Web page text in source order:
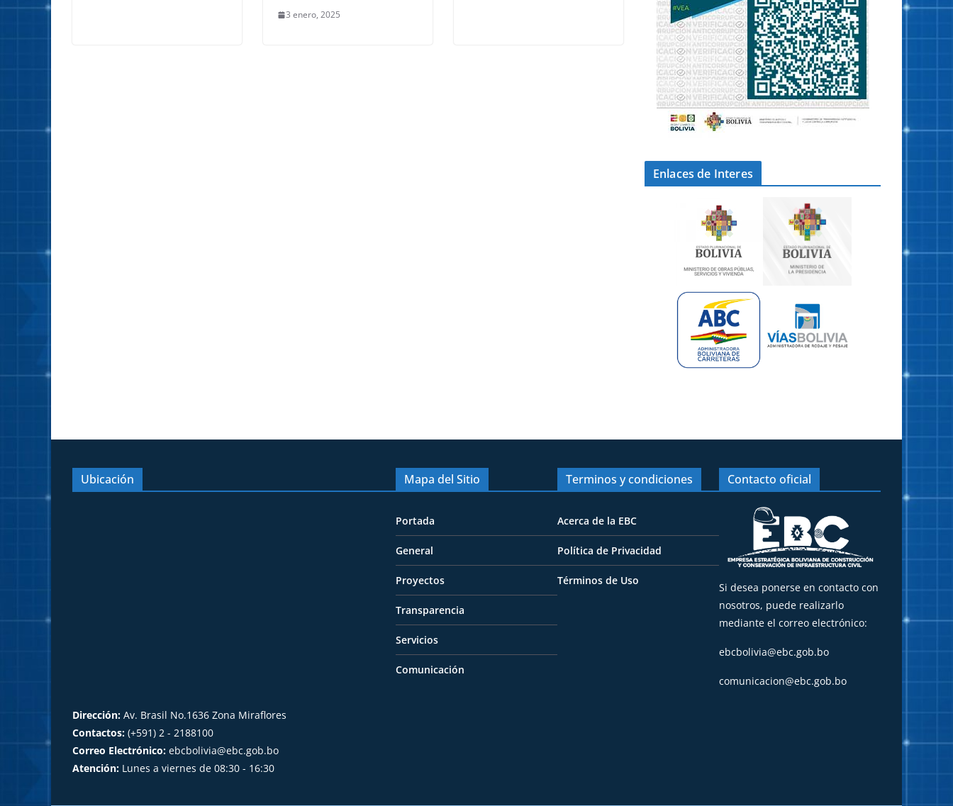
3 enero, 2025
Enlaces de Interes
Ubicación
Dirección: Av. Brasil No.1636 Zona Miraflores
Contactos: (+591) 2 - 2188100
Correo Electrónico: ebcbolivia@ebc.gob.bo
Atención: Lunes a viernes de 08:30 - 16:30
Mapa del Sitio
Portada
General
Proyectos
Transparencia
Servicios
Comunicación
Terminos y condiciones
Acerca de la EBC
Política de Privacidad
Términos de Uso
Contacto oficial
Si desea ponerse en contacto con
nosotros, puede realizarlo
mediante el correo electrónico:
ebcbolivia@ebc.gob.bo
comunicacion@ebc.gob.bo